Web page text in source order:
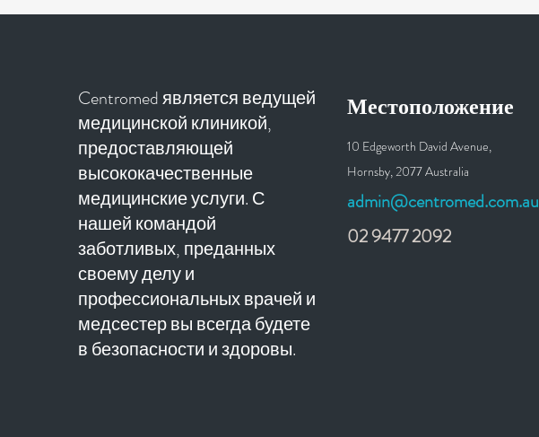
Centromed является ведущей
медицинской клиникой,
предоставляющей
высококачественные
медицинские услуги. С
нашей командой
заботливых, преданных
своему делу и
профессиональных врачей и
медсестер вы всегда будете
в безопасности и здоровы.
Местоположение
10 Edgeworth David Avenue,
Hornsby, 2077 Australia
admin@centromed.com.au
02 9477 2092